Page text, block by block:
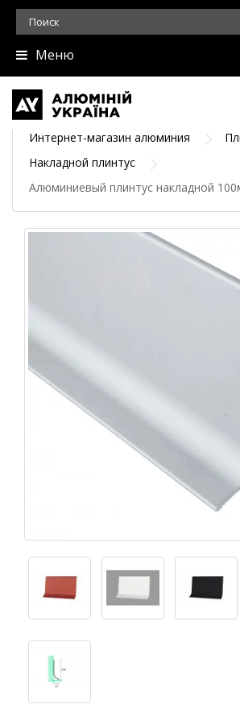
Меню
Интернет-магазин алюминия
Накладной плинтус
Алюминиевый плинтус накладной